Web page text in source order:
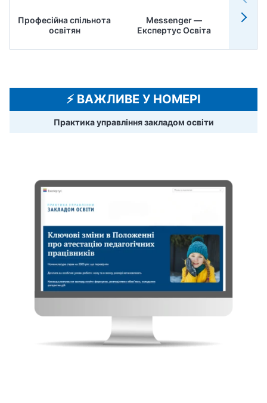
Професійна спільнота
освітян
Messenger —
Експертус Освіта
⚡️ ВАЖЛИВЕ У НОМЕРІ
Практика управління закладом освіти